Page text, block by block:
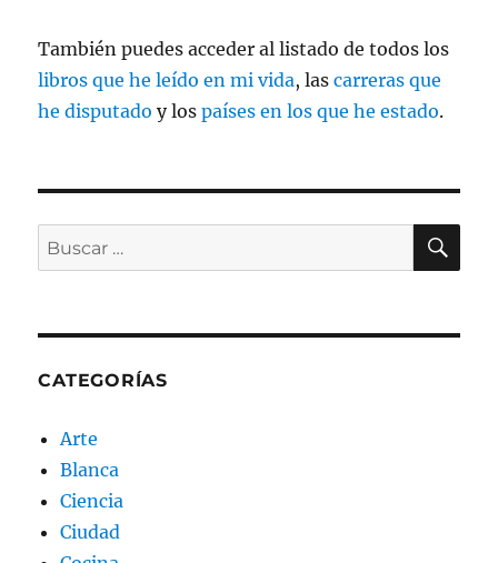
También puedes acceder al listado de todos los
libros que he leído en mi vida, lascarreras que
he disputado y lospaíses en los que he estado.
Buscar
por:
CATEGORÍAS
Arte
Blanca
Ciencia
Ciudad